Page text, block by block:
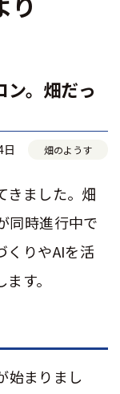
ン。畑だっ
日 畑のようす
きました。畑
同時進行中で
くりやAIを活
す。
始まりまし